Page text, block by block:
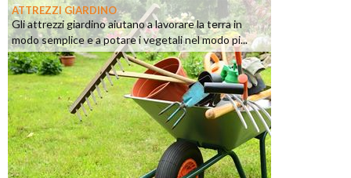
ATTREZZI GIARDINO
Gli attrezzi giardino aiutano a lavorare la terra in
modo semplice e a potare i vegetali nel modo pi...